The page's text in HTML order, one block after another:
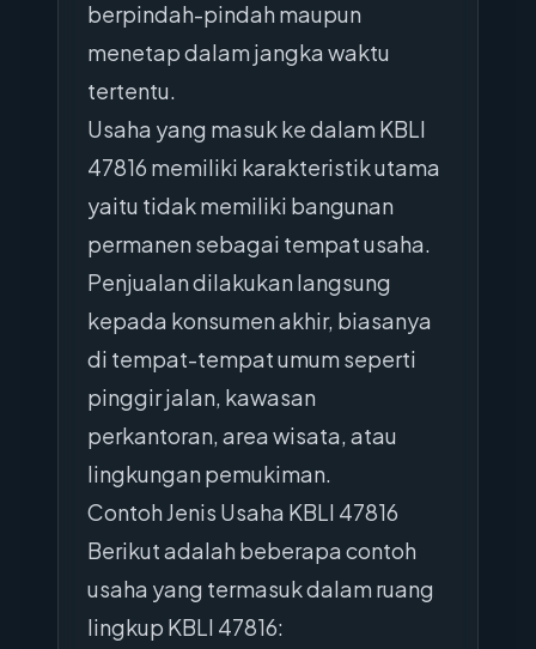
berpindah-pindah maupun
menetap dalam jangka waktu
tertentu.
Usaha yang masuk ke dalam KBLI
47816 memiliki karakteristik utama
yaitu tidak memiliki bangunan
permanen sebagai tempat usaha.
Penjualan dilakukan langsung
kepada konsumen akhir, biasanya
di tempat-tempat umum seperti
pinggir jalan, kawasan
perkantoran, area wisata, atau
lingkungan pemukiman.
Contoh Jenis Usaha KBLI 47816
Berikut adalah beberapa contoh
usaha yang termasuk dalam ruang
lingkup KBLI 47816: